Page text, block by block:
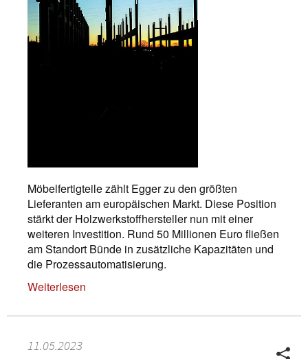
Möbelfertigteile zählt Egger zu den größten
Lieferanten am europäischen Markt. Diese Position
stärkt der Holzwerkstoffhersteller nun mit einer
weiteren Investition. Rund 50 Millionen Euro fließen
am Standort Bünde in zusätzliche Kapazitäten und
die Prozessautomatisierung.
Weiterlesen
11.05.2023